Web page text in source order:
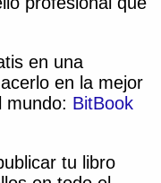
en una
en la mejor
mundo: BitBook
tu libro